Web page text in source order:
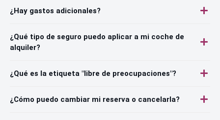
¿Hay gastos adicionales?
¿Qué tipo de seguro puedo aplicar a mi coche de
alquiler?
¿Qué es la etiqueta "libre de preocupaciones"?
¿Cómo puedo cambiar mi reserva o cancelarla?